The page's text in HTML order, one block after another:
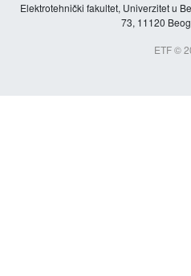
Elektrotehnički fakultet, Univerzitet u
73, 11120
ETF ©